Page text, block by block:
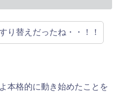
り替えだったね・・！！
本格的に動き始めたことを